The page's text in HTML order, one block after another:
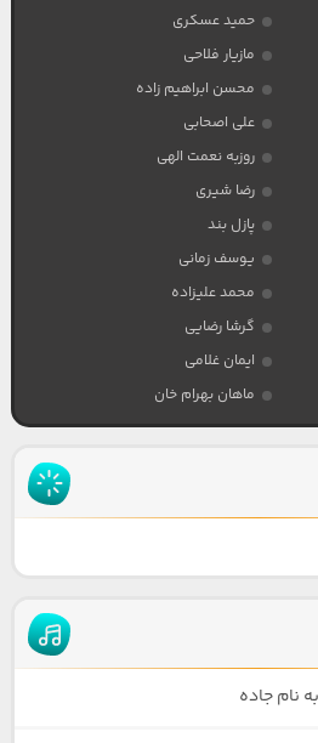
حمید عسکری
مازیار فلاحی
محسن ابراهیم زاده
علی اصحابی
روزبه نعمت الهی
رضا شیری
پازل بند
یوسف زمانی
محمد علیزاده
گرشا رضایی
ایمان غلامی
ماهان بهرام خان
نام جاده